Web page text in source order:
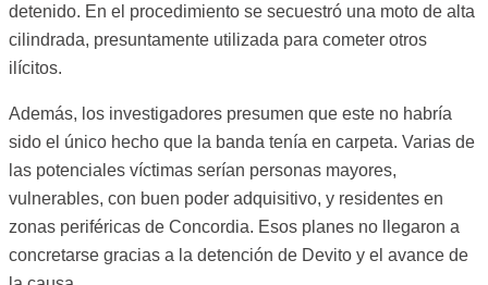
detenido. En el procedimiento se secuestró una moto de alta
cilindrada, presuntamente utilizada para cometer otros
ilícitos.
Además, los investigadores presumen que este no habría
sido el único hecho que la banda tenía en carpeta. Varias de
las potenciales víctimas serían personas mayores,
vulnerables, con buen poder adquisitivo, y residentes en
zonas periféricas de Concordia. Esos planes no llegaron a
concretarse gracias a la detención de Devito y el avance de